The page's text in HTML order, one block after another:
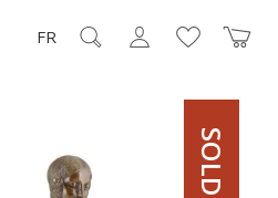
FR
SOLD